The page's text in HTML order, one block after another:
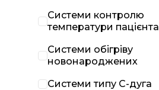
Системи контролю
температури пацієнта
Системи обігріву
новонароджених
Системи типу С-дуга